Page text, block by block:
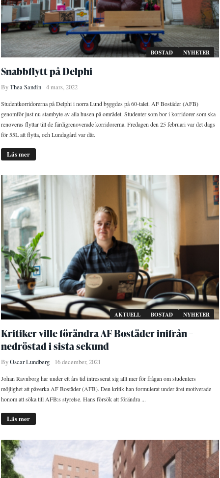
BOSTAD NYHETER
Snabbflytt på Delphi
ByThea Sandin 4 mars, 2022
Studentkorridorerna på Delphi i norra Lund byggdes på 60-talet. AF Bostäder (AFB)
genomför just nu stambyte av alla husen på området. Studenter som bor i korridorer som ska
renoveras flyttar till de färdigrenoverade korridorerna. Fredagen den 25 februari var det dags
för 55L att flytta, och Lundagård var där.
Läs mer
AKTUELL BOSTAD NYHETER
Kritiker ville förändra AF Bostäder inifrån –
nedröstad i sista sekund
ByOscar Lundberg 16 december, 2021
Johan Ravnborg har under ett års tid intresserat sig allt mer för frågan om studenters
möjlighet att påverka AF Bostäder (AFB). Den kritik han formulerat under året motiverade
honom att söka till AFB:s styrelse. Hans försök att förändra ...
Läs mer